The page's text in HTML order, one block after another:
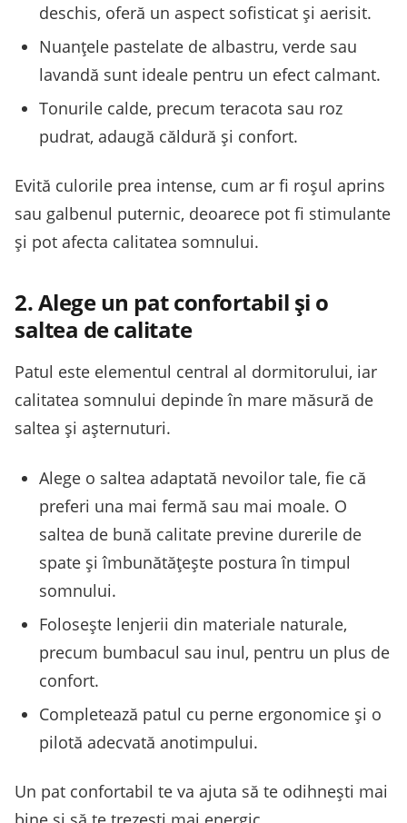
deschis, oferă un aspect sofisticat și aerisit.
Nuanțele pastelate de albastru, verde sau
lavandă sunt ideale pentru un efect calmant.
Tonurile calde, precum teracota sau roz
pudrat, adaugă căldură și confort.
Evită culorile prea intense, cum ar fi roșul aprins
sau galbenul puternic, deoarece pot fi stimulante
și pot afecta calitatea somnului.
2. Alege un pat confortabil și o
saltea de calitate
Patul este elementul central al dormitorului, iar
calitatea somnului depinde în mare măsură de
saltea și așternuturi.
Alege o saltea adaptată nevoilor tale, fie că
preferi una mai fermă sau mai moale. O
saltea de bună calitate previne durerile de
spate și îmbunătățește postura în timpul
somnului.
Folosește lenjerii din materiale naturale,
precum bumbacul sau inul, pentru un plus de
confort.
Completează patul cu perne ergonomice și o
pilotă adecvată anotimpului.
Un pat confortabil te va ajuta să te odihnești mai